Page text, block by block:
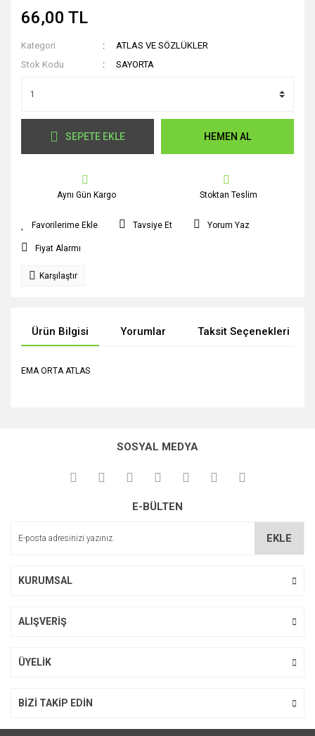
66,00 TL
Kategori
ATLAS VE SÖZLÜKLER
Stok Kodu
SAYORTA
SEPETE EKLE HEMEN AL
Aynı Gün Kargo Stoktan Teslim
Tavsiye Et Yorum Yaz
Fiyat Alarmı
Karşılaştır
Ürün Bilgisi Yorumlar Taksit Seçenekleri
EMA ORTA ATLAS
kullanarak tarafımıza iletebilirsiniz.
Görüş ve önerileriniz için teşekkür ederiz.
Ürün açıklamasında eksik bilgiler bulunuyor.
SOSYAL MEDYA
E-BÜLTEN
EKLE
KURUMSAL
ALIŞVERİŞ
ÜYELİK
BİZİ TAKİP EDİN